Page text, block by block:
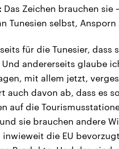
Das Zeichen brauchen sie
Tunesien selbst, Ansporn
für die Tunesier,
andererseits glaube
mit allem jetzt,
auch davon ab, dass es
auf die
sie brauchen andere
inwieweit die EU